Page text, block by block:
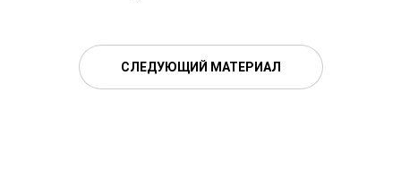
СЛЕДУЮЩИЙ МАТЕРИАЛ